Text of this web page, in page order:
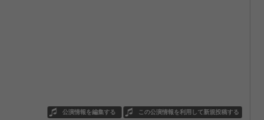
この公演情報を利用して新規投稿する
公演情報を編集する